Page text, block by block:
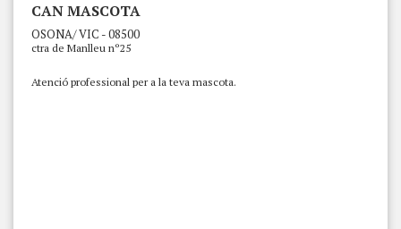
CAN MASCOTA
OSONA/ VIC - 08500
ctra de Manlleu nº25
Atenció professional per a la teva mascota.